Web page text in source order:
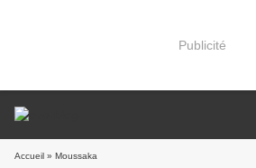
Publicité
Accueil » Moussaka